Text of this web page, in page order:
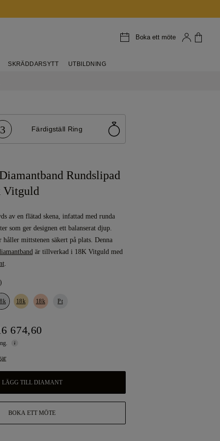
Boka ett möte
SKRÄDDARSYTT UTBILDNING
3 Färdigställ Ring
Rundslipad
Vitguld
av en flätad skena, infattad med runda
som ger designen ett balanserat djup.
mittstenen säkert på plats. Denna
är tillverkad i 18K Vitguld med
.
18k 18k Pt
674,60
LÄGG TILL DIAMANT
BOKA ETT MÖTE